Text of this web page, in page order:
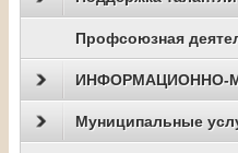
Профсоюзная
ИНФОРМАЦИОННО-
Муниципальные